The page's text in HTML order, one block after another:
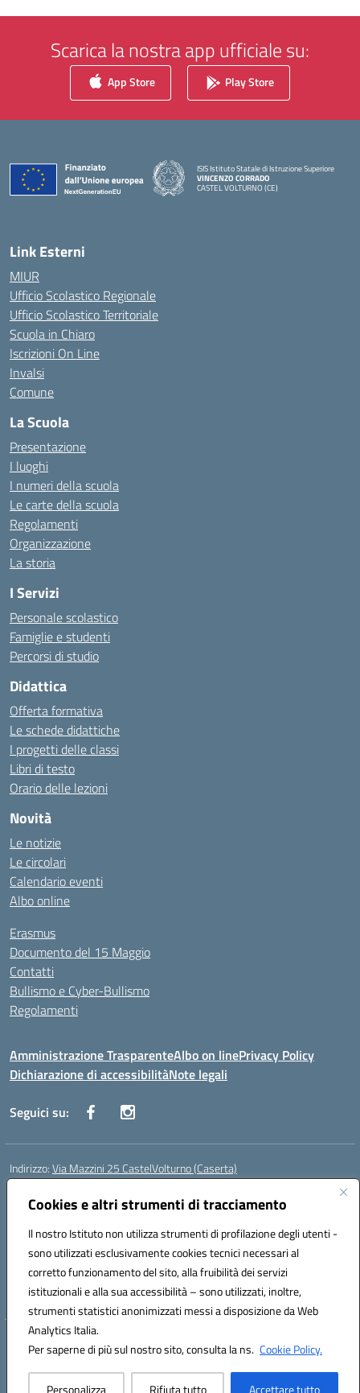
Cookies e altri strumenti di tracciamento
Il nostro Istituto non utilizza strumenti di profilazione degli utenti -
sono utilizzati esclusivamente cookies tecnici necessari al
corretto funzionamento del sito, alla fruibilità dei servizi
istituzionali e alla sua accessibilità – sono utilizzati, inoltre,
strumenti statistici anonimizzati messi a disposizione da Web
Analytics Italia.
Per saperne di più sul nostro sito, consulta la ns. Cookie Policy.
Personalizza Rifiuta tutto Accettare tutto
Scarica la nostra app ufficiale su:
App Store Play Store
ISIS Istituto Statale di Istruzione Superiore
VINCENZO CORRADO
CASTEL VOLTURNO (CE)
Link Esterni
MIUR
Ufficio Scolastico Regionale
Ufficio Scolastico Territoriale
Scuola in Chiaro
Iscrizioni On Line
Invalsi
Comune
La Scuola
Presentazione
I luoghi
I numeri della scuola
Le carte della scuola
Regolamenti
Organizzazione
La storia
I Servizi
Personale scolastico
Famiglie e studenti
Percorsi di studio
Didattica
Offerta formativa
Le schede didattiche
I progetti delle classi
Libri di testo
Orario delle lezioni
Novità
Le notizie
Le circolari
Calendario eventi
Albo online
Erasmus
Documento del 15 Maggio
Contatti
Bullismo e Cyber-Bullismo
Regolamenti
Amministrazione TrasparenteAlbo on linePrivacy Policy
Dichiarazione di accessibilitàNote legali
Seguici su:
Indirizzo:Via Mazzini 25 CastelVolturno (Caserta)
Centralino:
Posta elettronica certificata (PEC):ceis014005@pec.istruzione.it
Codice fiscale: 93063510619
Codice meccanografico:CEIS014005
Codice Indice delle Pubbliche Amministrazioni (IPA): istsc_ceis014005
Codice unico di fatturazione (CUF): UOU8EW
Hosting & Powered by 3D Solution S.r.l.
Concept & Design by Designers Italia